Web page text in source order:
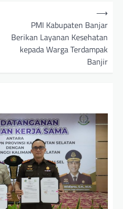
PMI Kabupaten Banjar
Berikan Layanan Kesehatan
kepada Warga Terdampak
Banjir
⟶